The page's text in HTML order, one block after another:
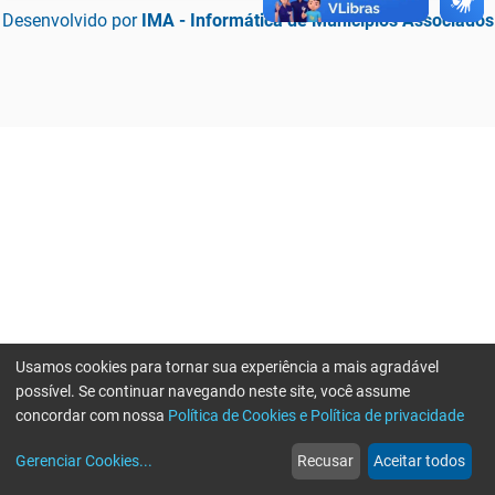
Desenvolvido por IMA - Informática de Municípios Associados
web
Notícias
more_horiz
Mais
Usamos cookies para tornar sua experiência a mais agradável
possível. Se continuar navegando neste site, você assume
concordar com nossa Política de Cookies e Política de privacidade
Gerenciar Cookies... Recusar Aceitar todos
Erro ao enviar informações, por favor tente novamente